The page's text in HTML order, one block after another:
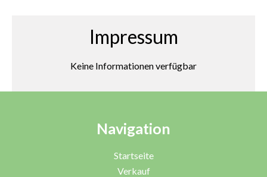
Impressum
Keine Informationen verfügbar
Navigation
Startseite
Verkauf